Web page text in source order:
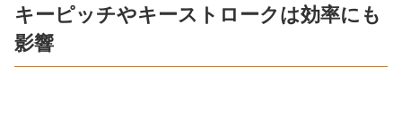
キーピッチやキーストロークは効率にも
影響